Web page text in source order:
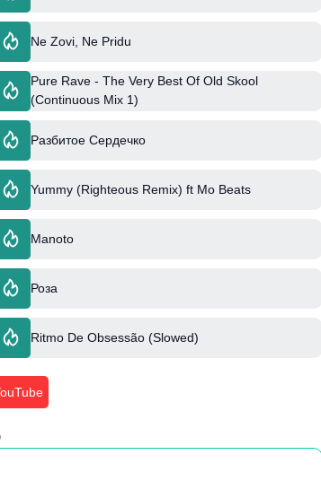
Ne Zovi, Ne Pridu
Pure Rave - The Very Best Of Old Skool
(Continuous Mix 1)
Разбитое Сердечко
Yummy (Righteous Remix) ft Mo Beats
Manoto
Роза
Ritmo De Obsessão (Slowed)